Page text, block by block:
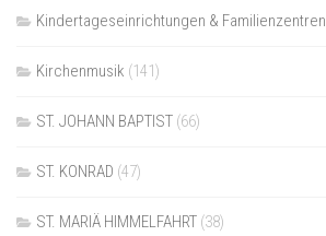
Kindertageseinrichtungen & Familienzentren
Kirchenmusik (141)
ST. JOHANN BAPTIST (66)
ST. KONRAD (47)
ST. MARIÄ HIMMELFAHRT (38)